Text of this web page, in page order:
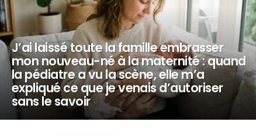
J’ai laissé toute la famille embrasser
mon nouveau-né à la maternité : quand
la pédiatre a vu la scène, elle m’a
expliqué ce que je venais d’autoriser
sans le savoir